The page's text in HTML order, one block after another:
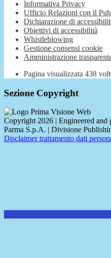
Informativa Privacy
Ufficio Relazioni con il
Dichiarazione di
Obiettivi di accessibilità
Whistleblowing
Gestione consensi cookie
Amministrazione
Pagina visualizzata 438
Sezione Copyright
Copyright 2026 | Engineered
Parma S.p.A. | Divisione
Disclaimer trattamento dati